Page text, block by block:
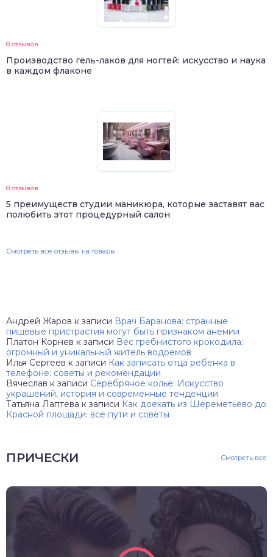
0 отзывов
Производство гель-лаков для ногтей: искусство и наука
в каждом флаконе
0 отзывов
5 преимуществ студии маникюра, которые заставят вас
полюбить этот процедурный салон
Смотреть все отзывы на товары
Андрей Жаров к записи Врач Баранова: странные
пищевые пристрастия могут быть признаком анемии
Платон Корнев к записи Вес гребнистого крокодила:
огромный и уникальный житель водоемов
Илья Сергеев к записи Как записать отца ребенка в
телефоне: советы и рекомендации
Вячеслав к записи Серебряное колье: Искусство
украшений, история и современные тенденции
Татьяна Лаптева к записи Как доехать из Шереметьево до
Красной площади: все пути и советы
ПРИЧЕСКИ Смотреть все